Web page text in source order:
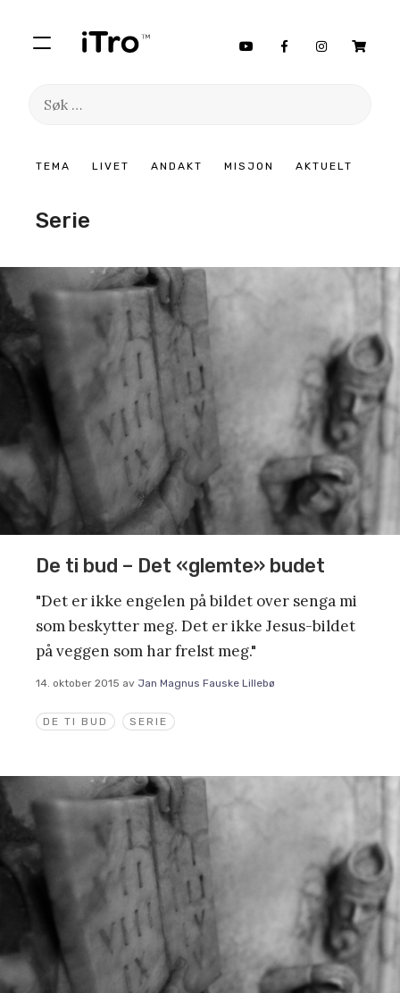
TEMA LIVET ANDAKT MISJON AKTUELT
Søk
Serie
DE TI BUD SERIE
De ti bud – Det «glemte» budet
"Det er ikke engelen på bildet over senga mi
som beskytter meg. Det er ikke Jesus-bildet
på veggen som har frelst meg."
14. oktober 2015 av Jan Magnus Fauske Lillebø